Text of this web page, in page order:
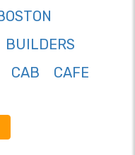
BUILDERS
CAB
CAFE